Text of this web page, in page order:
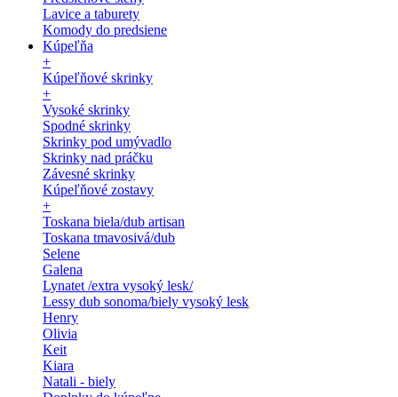
Lavice a taburety
Komody do predsiene
Kúpeľňa
+
Kúpeľňové skrinky
+
Vysoké skrinky
Spodné skrinky
Skrinky pod umývadlo
Skrinky nad práčku
Závesné skrinky
Kúpeľňové zostavy
+
Toskana biela/dub artisan
Toskana tmavosivá/dub
Selene
Galena
Lynatet /extra vysoký lesk/
Lessy dub sonoma/biely vysoký lesk
Henry
Olivia
Keit
Kiara
Natali - biely